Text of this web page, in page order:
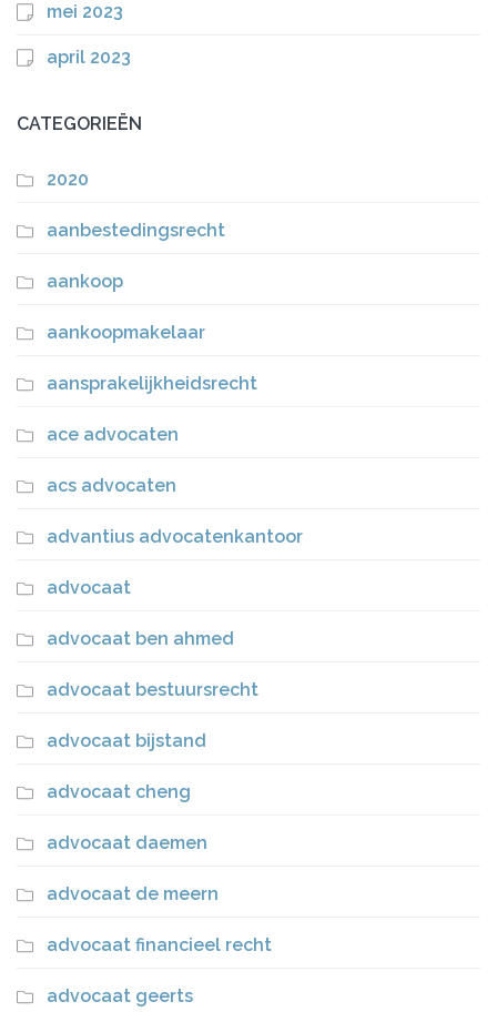
mei 2023
april 2023
CATEGORIEËN
2020
aanbestedingsrecht
aankoop
aankoopmakelaar
aansprakelijkheidsrecht
ace advocaten
acs advocaten
advantius advocatenkantoor
advocaat
advocaat ben ahmed
advocaat bestuursrecht
advocaat bijstand
advocaat cheng
advocaat daemen
advocaat de meern
advocaat financieel recht
advocaat geerts